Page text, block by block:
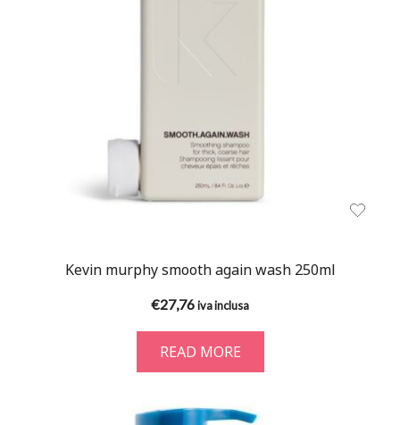
Kevin murphy smooth again wash 250ml
€27,76iva inclusa
READ MORE